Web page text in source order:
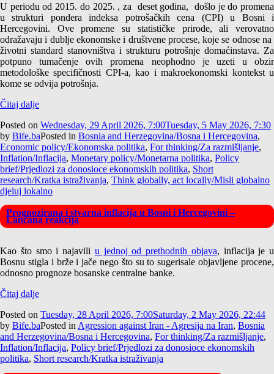
U periodu od 2015. do 2025. , za deset godina, došlo je do promena
u strukturi pondera indeksa potrošačkih cena (CPI) u Bosni i
Hercegovini. Ove promene su statističke prirode, ali verovatno
odražavaju i dublje ekonomske i društvene procese, koje se odnose na
životni standard stanovništva i strukturu potrošnje domaćinstava. Za
potpuno tumačenje ovih promena neophodno je uzeti u obzir
metodološke specifičnosti CPI-a, kao i makroekonomski kontekst u
kome se odvija potrošnja.
Čitaj dalje
Posted on Wednesday, 29 April 2026, 7:00Tuesday, 5 May 2026, 7:30
by Bife.baPosted in Bosnia and Herzegovina/Bosna i Hercegovina,
Economic policy/Ekonomska politika, For thinking/Za razmišljanje,
Inflation/Inflacija, Monetary policy/Monetarna politika, Policy
brief/Prjedlozi za donosioce ekonomskih politika, Short
research/Kratka istraživanja, Think globally, act locally/Misli globalno
djeluj lokalno
Prognozirana i stvarna inflacija u Bosni i Hercegovini –
Lančana reakcija
Kao što smo i najavili u jednoj od prethodnih objava, inflacija je u
Bosnu stigla i brže i jače nego što su to sugerisale objavljene procene,
odnosno prognoze bosanske centralne banke.
Čitaj dalje
Posted on Tuesday, 28 April 2026, 7:00Saturday, 2 May 2026, 22:44
by Bife.baPosted in Agression against Iran - Agresija na Iran, Bosnia
and Herzegovina/Bosna i Hercegovina, For thinking/Za razmišljanje,
Inflation/Inflacija, Policy brief/Prjedlozi za donosioce ekonomskih
politika, Short research/Kratka istraživanja